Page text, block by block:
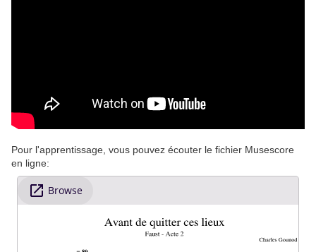
Pour l'apprentissage, vous pouvez écouter le fichier Musescore
en ligne: